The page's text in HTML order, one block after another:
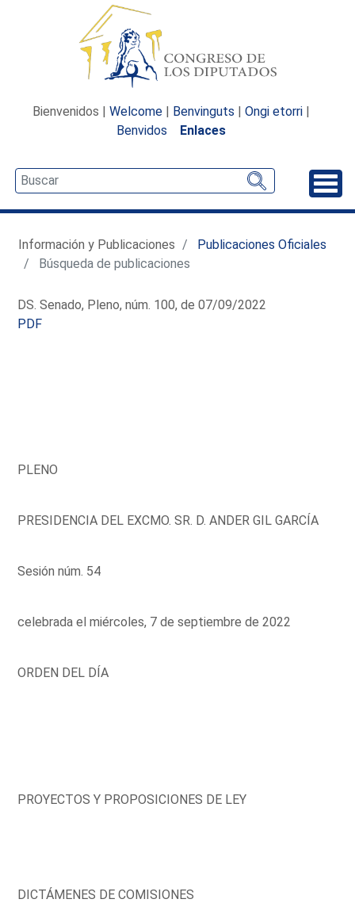
Bienvenidos | Welcome | Benvinguts | Ongi etorri |
Benvidos
Enlaces
Información y Publicaciones
Publicaciones Oficiales
Búsqueda de publicaciones
DS. Senado, Pleno, núm. 100, de 07/09/2022
PDF
PLENO
PRESIDENCIA DEL EXCMO. SR. D. ANDER GIL GARCÍA
Sesión núm. 54
celebrada el miércoles, 7 de septiembre de 2022
ORDEN DEL DÍA
PROYECTOS Y PROPOSICIONES DE LEY
DICTÁMENES DE COMISIONES